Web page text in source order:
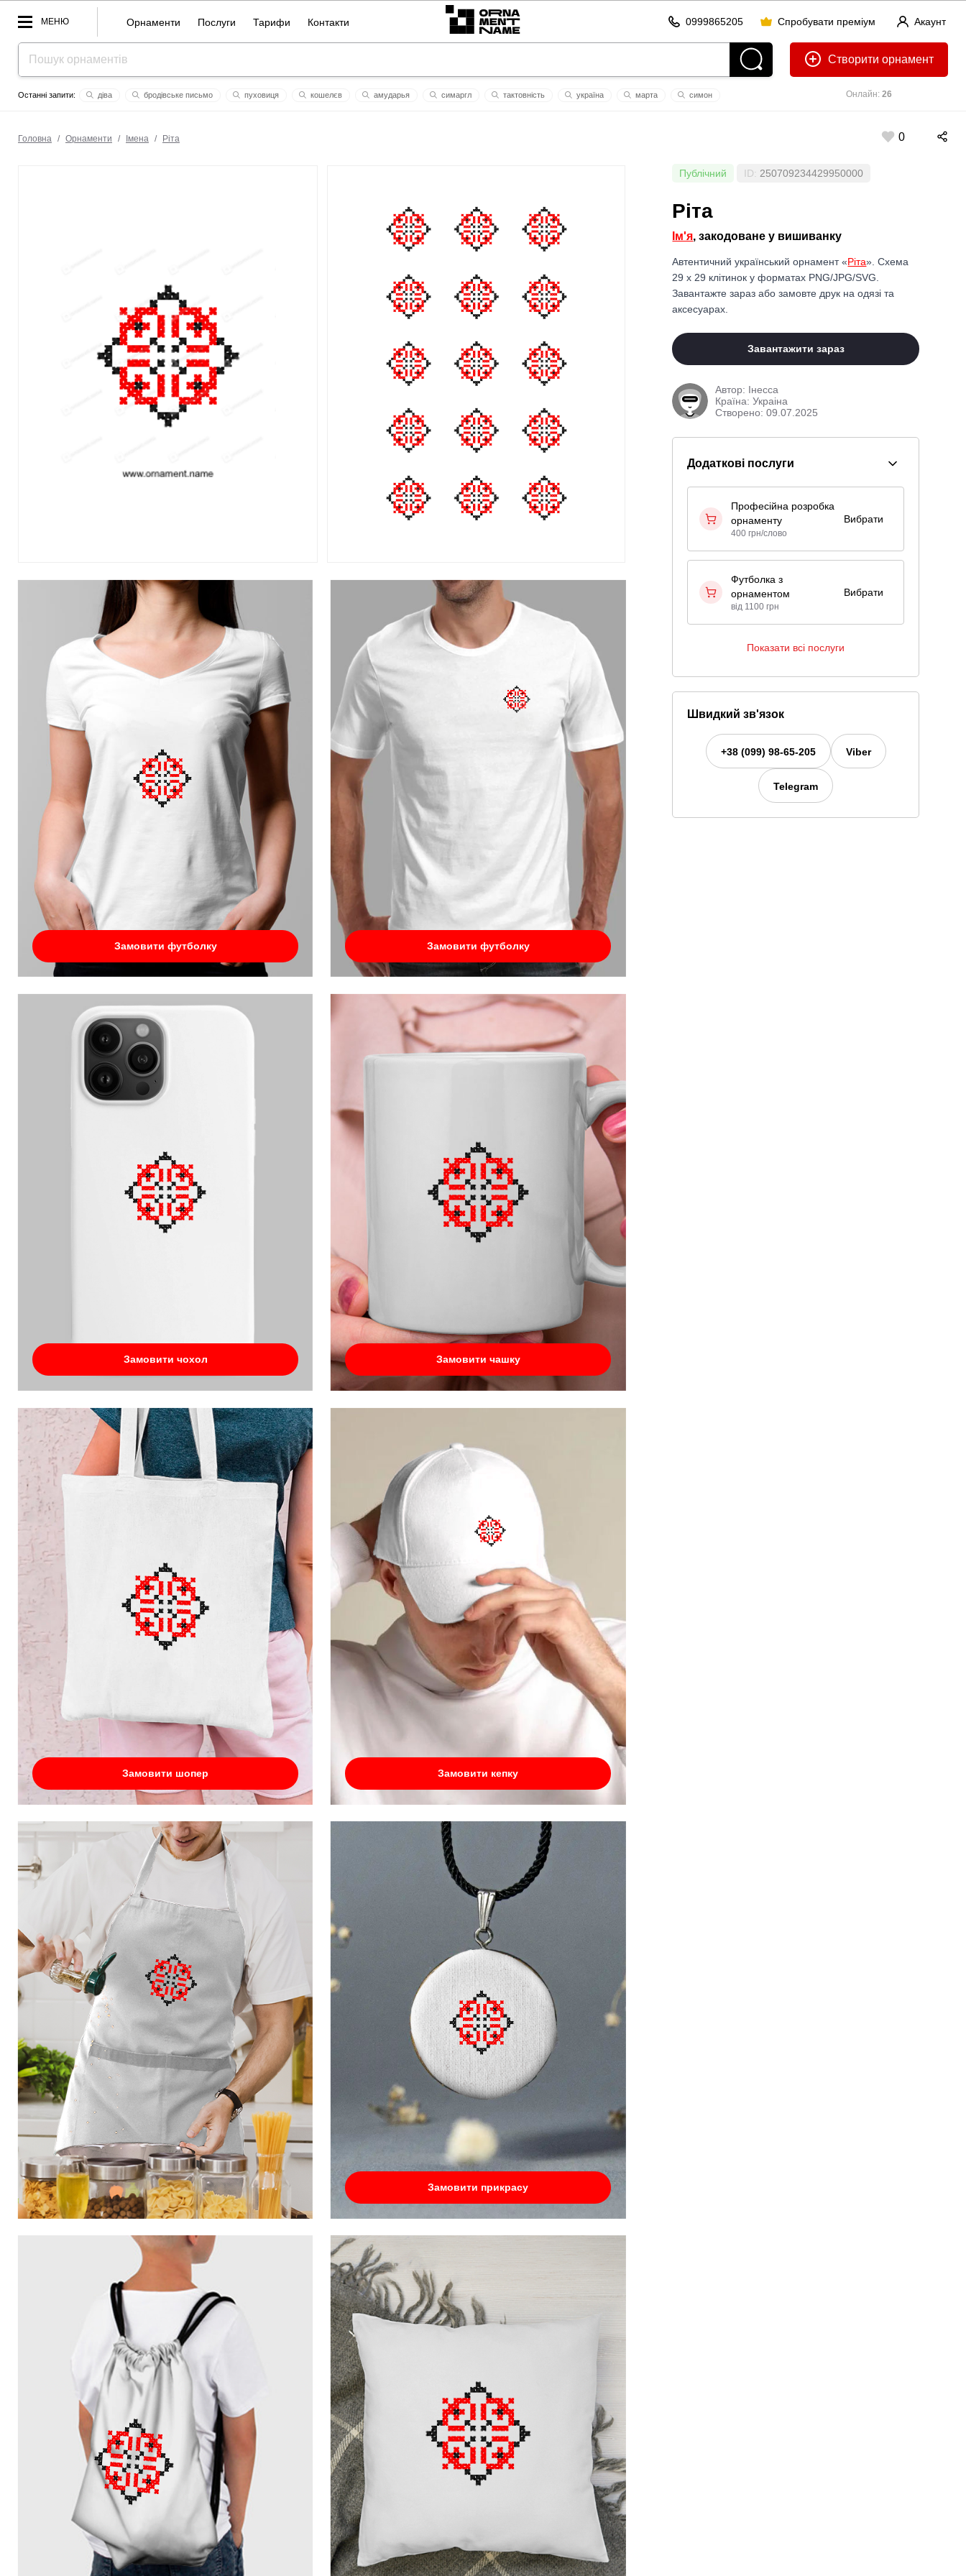
МЕНЮ Орнаменти Послуги Тарифи Контакти Акаунт
0999865205 Спробувати преміум
Створити
Онлайн: 26
дiвa бродівське письмо пуховиця кошелєв амударья симаргл тактовність україна мaртa
симон
Головна / Орнаменти / Імена / Ріта 0
Замовити футболку Замовити футболку
Замовити чохол Замовити чашку
Замовити шопер Замовити кепку
Замовити прикрасу
Публічний ID: 250709234429950000
Ріта
Ім'я, закодоване у вишиванку
Автентичний український орнамент «Ріта». Схема
29 x 29 клітинок у форматах PNG/JPG/SVG.
Завантажте зараз або замовте друк на одязі та
аксесуарах.
Завантажити зараз
Автор: Інесса
Країна: Украіна
Створено: 09.07.2025
Додаткові послуги
Професійна розробка
орнаменту
400 грн/слово
Вибрати
Футболка з
орнаментом
від 1100 грн
Вибрати
Показати всі послуги
Швидкий зв'язок
+38 (099) 98-65-205 Viber
Telegram